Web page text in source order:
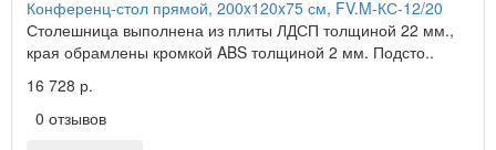
Конференц-стол прямой, 200x120x75 см, FV.M-КС-12/20
Столешница выполнена из плиты ЛДСП толщиной 22 мм.,
края обрамлены кромкой ABS толщиной 2 мм. Подсто..
16 728 р.
0 отзывов